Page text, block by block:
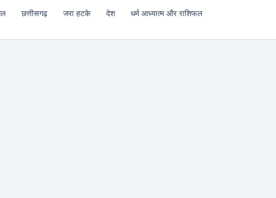
छत्तीसगढ़ जरा हटके देश
धर्म आध्यात्म और राशिफल